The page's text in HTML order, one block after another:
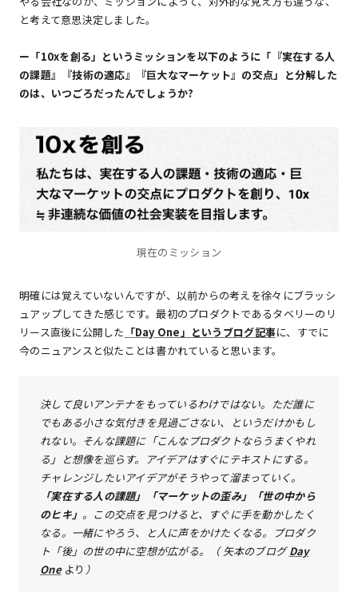
と考えて意思決定しました。
ー「10xを創る」というミッションを以下のように「『実在する人
の課題』『技術の適応』『巨大なマーケット』の交点」と分解した
のは、いつごろだったんでしょうか?
現在のミッション
明確には覚えていないんですが、以前からの考えを徐々にブラッシ
ュアップしてきた感じです。最初のプロダクトであるタベリーのリ
リース直後に公開した 「Day One」というブログ記事に、すでに
今のニュアンスと似たことは書かれていると思います。
決して良いアンテナをもっているわけではない。ただ誰に
でもある小さな気付きを見過ごさない、というだけかもし
れない。そんな課題に「こんなプロダクトならうまくやれ
る」と想像を巡らす。アイデアはすぐにテキストにする。
チャレンジしたいアイデアがそうやって溜まっていく。
「実在する人の課題」「マーケットの歪み」「世の中から
のヒキ」 。この交点を見つけると、すぐに手を動かしたく
なる。一緒にやろう、と人に声をかけたくなる。プロダク
ト「後」の世の中に空想が広がる。（ 矢本のブログDay
Oneより ）